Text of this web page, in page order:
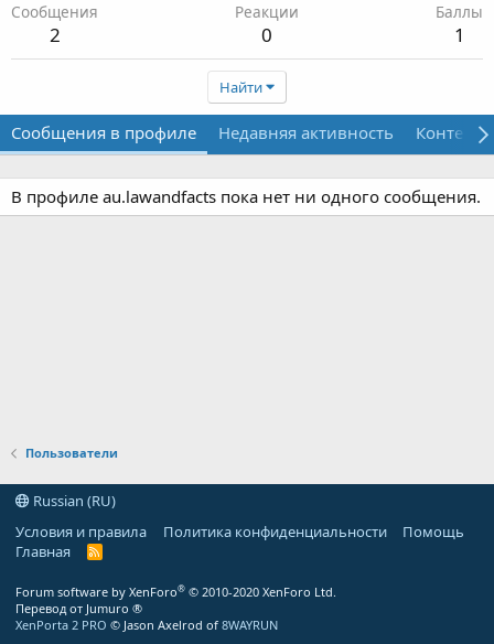
Сообщения
2
Реакции
0
Баллы
1
Найти
Сообщения в профиле Недавняя активность Контент
В профиле au.lawandfacts пока нет ни одного сообщения.
Пользователи
Russian (RU)
Условия и правила
Политика конфиденциальности
Помощь
Главная
R
Forum software by XenForo® © 2010-2020 XenForo Ltd.
Перевод от Jumuro ®
XenPorta 2 PRO © Jason Axelrod of 8WAYRUN